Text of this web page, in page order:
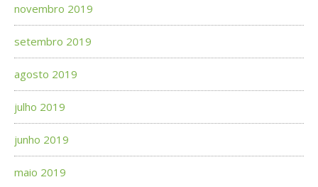
novembro 2019
setembro 2019
agosto 2019
julho 2019
junho 2019
maio 2019